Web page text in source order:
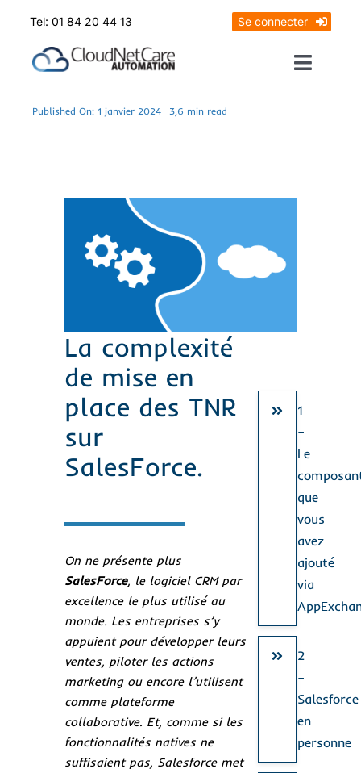
content
Tel: 01 84 20 44 13 Se connecter
Toggle
Prendrez RDV
Published On: 1 janvier 2024 3,6 min read
La complexité
de mise en
place des TNR
sur
SalesForce.
On ne présente plus
SalesForce, le logiciel CRM par
excellence le plus utilisé au
monde. Les entreprises s’y
appuient pour développer leurs
ventes, piloter les actions
marketing ou encore l’utilisent
comme plateforme
collaborative. Et, comme si les
fonctionnalités natives ne
suffisaient pas, Salesforce met
1
–
Le
que
vous
avez
ajouté
via
2
–
Salesforce
en
personne